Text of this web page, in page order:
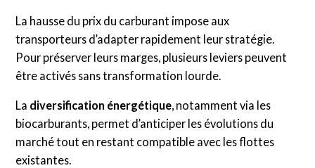
La hausse du prix du carburant impose aux
transporteurs d’adapter rapidement leur stratégie.
Pour préserver leurs marges, plusieurs leviers peuvent
être activés sans transformation lourde.
La diversification énergétique, notamment via les
biocarburants, permet d’anticiper les évolutions du
marché tout en restant compatible avec les flottes
existantes.